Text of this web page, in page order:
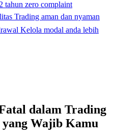
tahun zero complaint
Trading aman dan nyaman
Kelola modal anda lebih
dalam Trading
Wajib Kamu